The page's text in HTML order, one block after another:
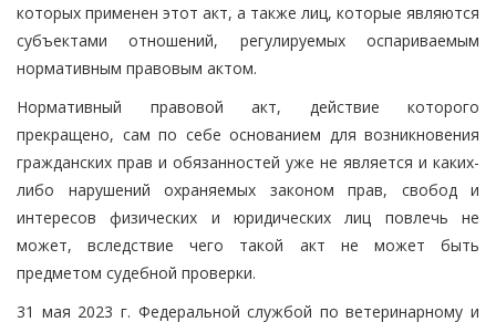
которых применен этот акт, а также лиц, которые являются
субъектами отношений, регулируемых оспариваемым
нормативным правовым актом.
Нормативный правовой акт, действие которого
прекращено, сам по себе основанием для возникновения
гражданских прав и обязанностей уже не является и каких-
либо нарушений охраняемых законом прав, свобод и
интересов физических и юридических лиц повлечь не
может, вследствие чего такой акт не может быть
предметом судебной проверки.
31 мая 2023 г. Федеральной службой по ветеринарному и